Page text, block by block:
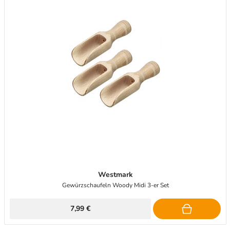
Westmark
Gewürzschaufeln Woody Midi 3-er Set
7,99 €